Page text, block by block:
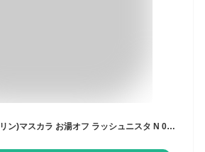
MAYBELLINE(メイベリン)マスカラ お湯オフ ラッシュニスタ N 01 ブラック.